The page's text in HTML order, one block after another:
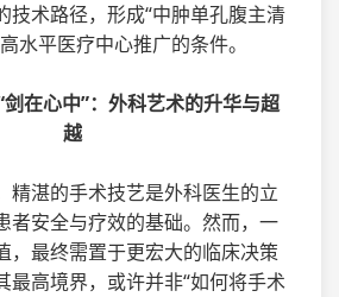
技术路径，形成“中肿单孔腹主清
水平医疗中心推广的条件。
剑在心中”：外科艺术的升华与超
越
精湛的手术技艺是外科医生的立
者安全与疗效的基础。然而，一
，最终需置于更宏大的临床决策
高境界，或许并非“如何将手术